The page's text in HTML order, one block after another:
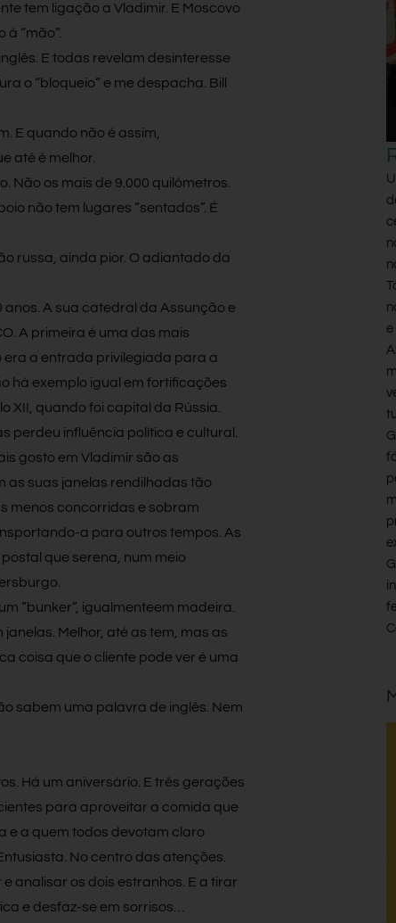
tem ligação a Vladimir. E Moscovo
“mão”.
E todas revelam desinteresse
o “bloqueio” e me despacha. Bill
E quando não é assim,
até é melhor.
Não os mais de 9.000 quilómetros.
não tem lugares “sentados”. É
russa, ainda pior. O adiantado da
anos. A sua catedral da Assunção e
A primeira é uma das mais
era a entrada privilegiada para a
há exemplo igual em fortificações
XII, quando foi capital da Rússia.
perdeu influência po lítica e cultural.
gosto em Vladimir são as
as suas janelas rendilhadas tão
menos concorridas e sobram
a para outros tempos. As
que serena, num meio
“bunker”, igualmenteem madeira.
Melhor, até as tem, mas as
coisa que o cliente pode ver é uma
sabem uma palavra de inglês. Nem
Há um aniversário. E três gerações
para aproveitar a comida que
e a quem todos devotam claro
No centro das atenções.
analisar os dois estranhos. E a tirar
e desfaz-se em sorrisos…